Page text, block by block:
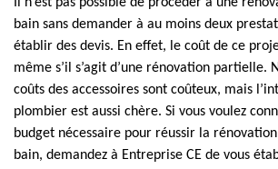
bain sans demander à au moins deux
établir des devis. En effet, le coût de ce
même s’il s’agit d’une rénovation partielle.
coûts des accessoires sont coûteux, mais
plombier est aussi chère. Si vous voulez
budget nécessaire pour réussir la
bain, demandez à Entreprise CE de vous